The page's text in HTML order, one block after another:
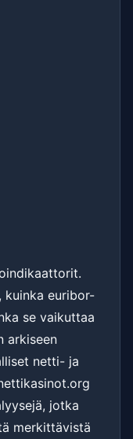
kuinka euribor-
se vaikuttaa
arkiseen
netti- ja
jotka
merkittävistä